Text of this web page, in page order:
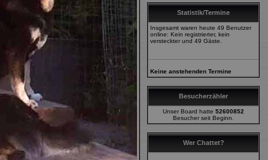
Statistik/Termine
Insgesamt waren heute 49 Benutzer
online: Kein registrierter, kein
versteckter und 49 Gäste.
Keine anstehenden Termine
Besucherzähler
Unser Board hatte 52600852
Besucher seit Beginn.
Wer Chattet?